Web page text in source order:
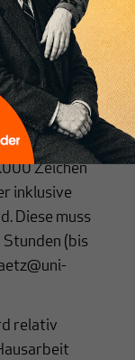
Form eines
Mai um 10:00
Thema, zu
Zeichen
inklusive
Diese muss
(bis
relativ